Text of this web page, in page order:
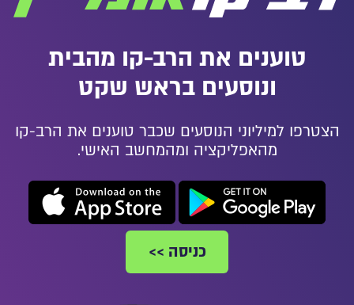
טוענים את הרב-קו מהבית
ונוסעים בראש שקט
הצטרפו למיליוני הנוסעים שכבר טוענים את הרב-קו
מהאפליקציה ומהמחשב האישי.
להורדת
האפליקציה
לאנדרואיד"
להורדת
האפליקציה
לאייפון"
כניסה >>